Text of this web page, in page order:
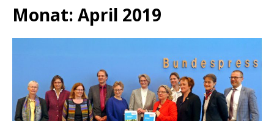
Monat: April 2019